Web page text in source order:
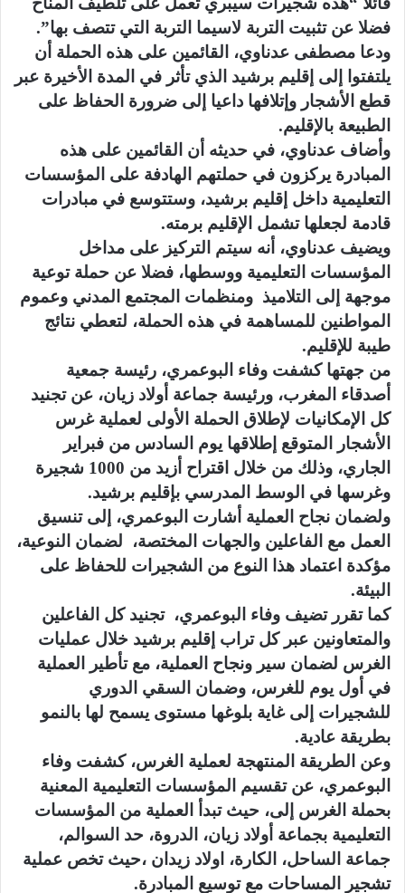
فضلا عن تثبيت التربة لاسيما التربة التي تتصف بها”.
ودعا مصطفى عدناوي، القائمين على هذه الحملة أن
يلتفتوا إلى إقليم برشيد الذي تأثر في المدة الأخيرة عبر
قطع الأشجار وإتلافها داعيا إلى ضرورة الحفاظ على
الطبيعة بالإقليم.
وأضاف عدناوي، في حديثه أن القائمين على هذه
المبادرة يركزون في حملتهم الهادفة على المؤسسات
التعليمية داخل إقليم برشيد، وستتوسع في مبادرات
قادمة لجعلها تشمل الإقليم برمته.
ويضيف عدناوي، أنه سيتم التركيز على مداخل
المؤسسات التعليمية ووسطها، فضلا عن حملة توعية
موجهة إلى التلاميذ ومنظمات المجتمع المدني وعموم
المواطنين للمساهمة في هذه الحملة، لتعطي نتائج
طيبة للإقليم.
من جهتها كشفت وفاء البوعمري، رئيسة جمعية
أصدقاء المغرب، ورئيسة جماعة أولاد زيان، عن تجنيد
كل الإمكانيات لإطلاق الحملة الأولى لعملية غرس
الأشجار المتوقع إطلاقها يوم السادس من فبراير
الجاري، وذلك من خلال اقتراح أزيد من 1000 شجيرة
وغرسها في الوسط المدرسي بإقليم برشيد.
ولضمان نجاح العملية أشارت البوعمري، إلى تنسيق
العمل مع الفاعلين والجهات المختصة، لضمان النوعية،
مؤكدة اعتماد هذا النوع من الشجيرات للحفاظ على
البيئة.
كما تقرر تضيف وفاء البوعمري، تجنيد كل الفاعلين
والمتعاونين عبر كل تراب إقليم برشيد خلال عمليات
الغرس لضمان سير ونجاح العملية، مع تأطير العملية
في أول يوم للغرس، وضمان السقي الدوري
للشجيرات إلى غاية بلوغها مستوى يسمح لها بالنمو
بطريقة عادية.
وعن الطريقة المنتهجة لعملية الغرس، كشفت وفاء
البوعمري، عن تقسيم المؤسسات التعليمية المعنية
بحملة الغرس إلى، حيث تبدأ العملية من المؤسسات
التعليمية بجماعة أولاد زيان، الدروة، حد السوالم،
جماعة الساحل، الكارة، اولاد زيدان ،حيث تخص عملية
تشجير المساحات مع توسيع المبادرة.